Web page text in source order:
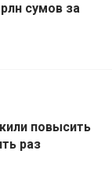
сумов за
повысить
раз